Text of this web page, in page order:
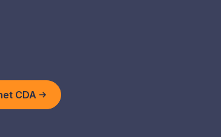
CDA